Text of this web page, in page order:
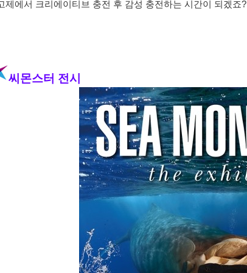
제에서 크리에이티브 충전 후 감성 충전하는 시간이 되겠죠?
씨몬스터 전시